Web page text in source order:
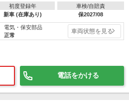
初度登録年
新車 (在庫あり)
車検/自賠責
保2027/08
電気・保安部品
正常
車両状態を見る
電話をかける